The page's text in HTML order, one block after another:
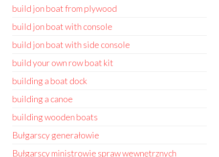
build jon boat from plywood
build jon boat with console
build jon boat with side console
build your own row boat kit
building a boat dock
building a canoe
building wooden boats
Bułgarscy generałowie
Bułgarscy ministrowie spraw wewnętrznych